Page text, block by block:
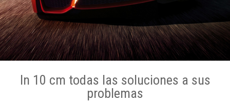
In 10 cm todas las soluciones a sus
problemas